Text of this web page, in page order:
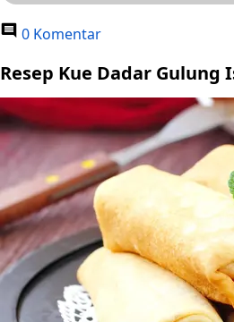
0 Komentar
Resep Kue Dadar Gulung